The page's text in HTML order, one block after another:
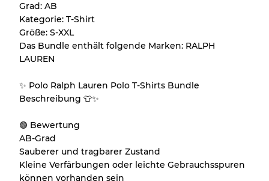
können.
Es gibt eine Fehlermarge von bis zu
aufgrund des Großhandels
Unser 3-Stufen-System
Note AFast neu, leichte Abnutzung
Note BLeicht gebraucht
Grad: AB
Kategorie: T-Shirt
Größe: S-XXL
Das Bundle enthält folgende Marken: RALPH
LAUREN
✨ Polo Ralph Lauren Polo T-Shirts Bundle
Beschreibung 👕✨
🟢 Bewertung
AB-Grad
Sauberer und tragbarer Zustand
Kleine Verfärbungen oder leichte Gebrauchsspuren
können vorhanden sein